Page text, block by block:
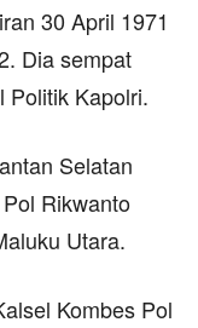
30 April 1971
Dia sempat
Politik Kapolri.
Selatan
Rikwanto
Utara.
Kombes Pol